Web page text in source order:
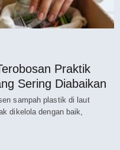
Praktik
Sering Diabaikan
sampah plastik di laut
dikelola dengan baik,